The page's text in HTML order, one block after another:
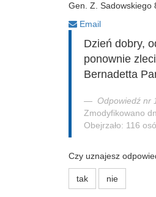
Gen. Z. Sadowskiego
Email
Dzień dobry,
ponownie
Bernadetta
Odpowiedź nr
Zmodyfikowano
Obejrzało: 116
Czy uznajesz
tak nie